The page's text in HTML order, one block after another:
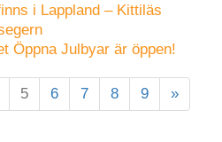
i Lappland – Kittiläs
Öppna Julbyar är öppen!
5 6 7 8 9 »